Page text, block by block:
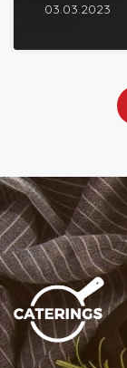
03.03.2023